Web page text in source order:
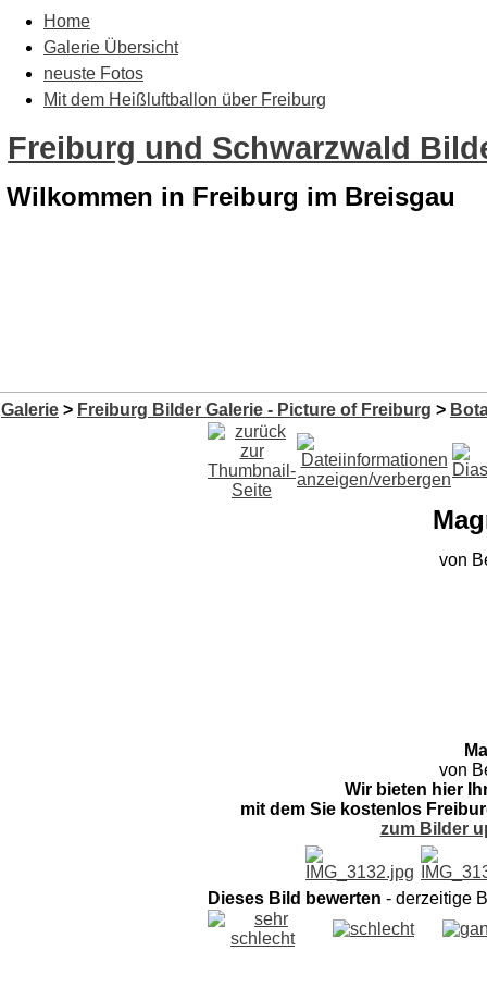
Home
Galerie Übersicht
neuste Fotos
Mit dem Heißluftballon über Freiburg
Freiburg und Schwarzwald
Wilkommen in Freiburg im Breisgau
Galerie > Freiburg Bilder Galerie - Picture of Freiburg >
von
von
Wir bieten hier
mit dem Sie kostenlos
zum Bilder
Dieses Bild bewerten - derzeitige